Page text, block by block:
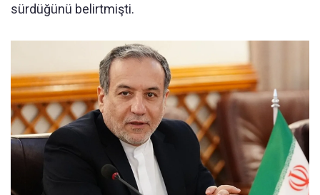
sürdüğünü belirtmişti.